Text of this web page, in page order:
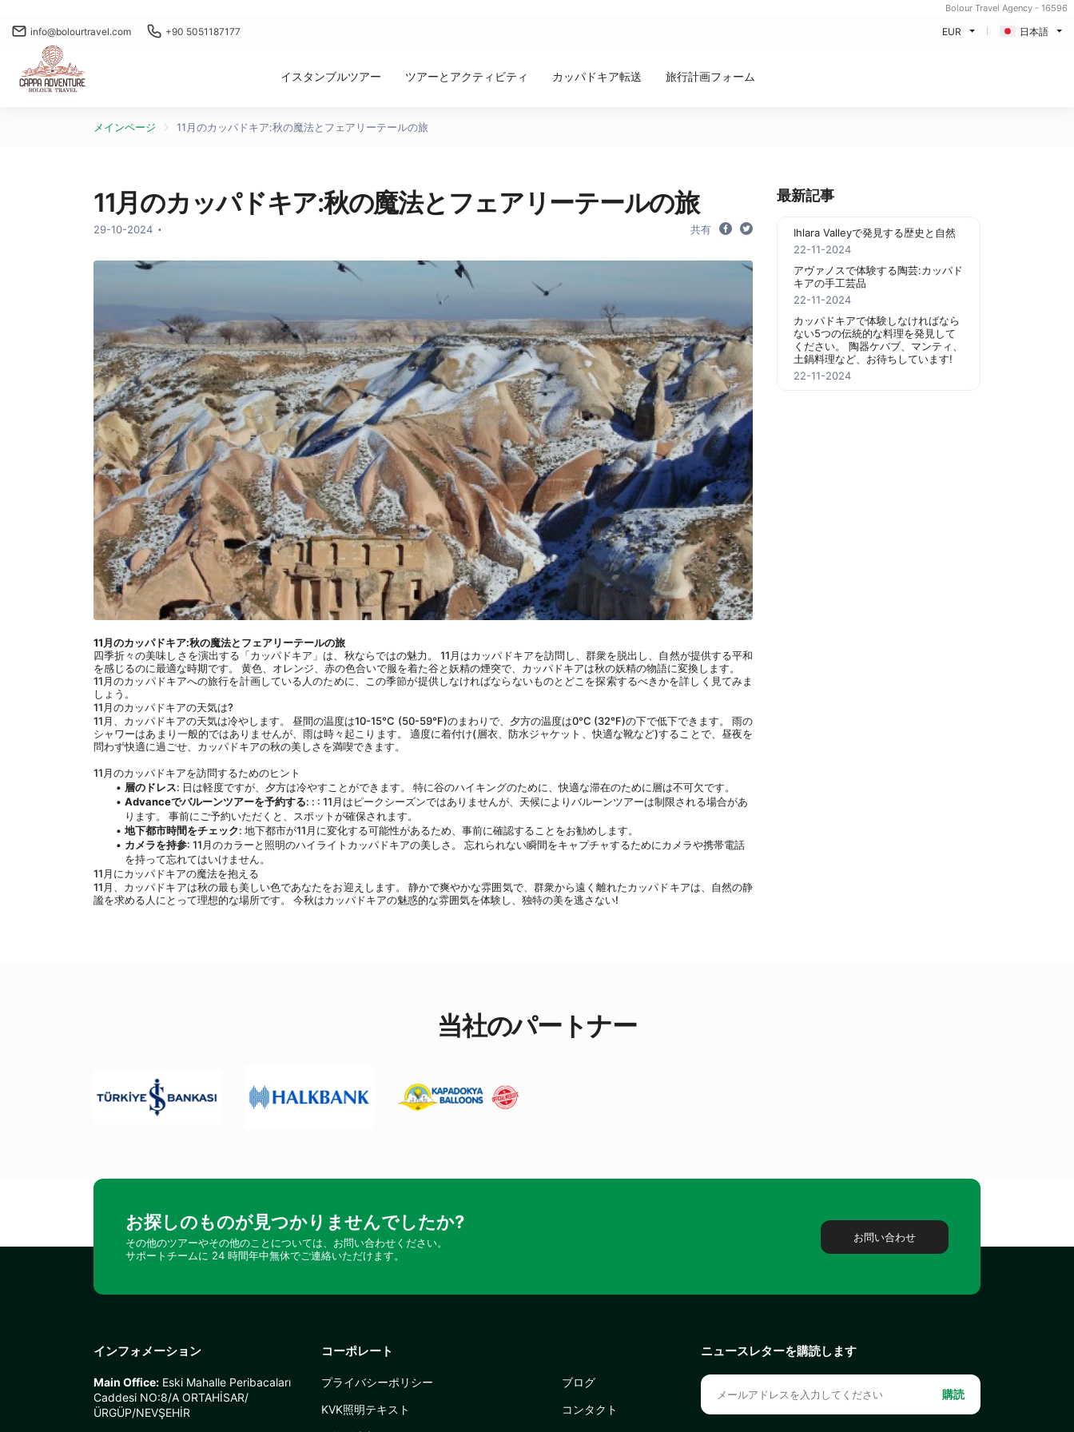
Bolour Travel Agency - 16596
info@bolourtravel.com +90 5051187177 EUR 日本語
イスタンブルツアー ツアーとアクティビティ カッパドキア転送 旅行計画フォーム
メインページ 11月のカッパドキア:秋の魔法とフェアリーテールの旅
11月のカッパドキア:秋の魔法とフェアリーテールの旅
29-10-2024 共有
11月のカッパドキア:秋の魔法とフェアリーテールの旅
四季折々の美味しさを演出する「カッパドキア」は、秋ならではの魅力。 11月はカッパドキアを訪問し、群衆を脱出し、自然が提供する平和
を感じるのに最適な時期です。 黄色、オレンジ、赤の色合いで服を着た谷と妖精の煙突で、カッパドキアは秋の妖精の物語に変換します。
11月のカッパドキアへの旅行を計画している人のために、この季節が提供しなければならないものとどこを探索するべきかを詳しく見てみま
しょう。
11月のカッパドキアの天気は?
11月、カッパドキアの天気は冷やします。 昼間の温度は10-15°C (50-59°F)のまわりで、夕方の温度は0°C (32°F)の下で低下できます。 雨の
シャワーはあまり一般的ではありませんが、雨は時々起こります。 適度に着付け(層衣、防水ジャケット、快適な靴など)することで、昼夜を
問わず快適に過ごせ、カッパドキアの秋の美しさを満喫できます。
11月のカッパドキアを訪問するためのヒント
層のドレス: 日は軽度ですが、夕方は冷やすことができます。 特に谷のハイキングのために、快適な滞在のために層は不可欠です。
Advanceでバルーンツアーを予約する: : : 11月はピークシーズンではありませんが、天候によりバルーンツアーは制限される場合があ
ります。 事前にご予約いただくと、スポットが確保されます。
地下都市時間をチェック: 地下都市が11月に変化する可能性があるため、事前に確認することをお勧めします。
カメラを持参: 11月のカラーと照明のハイライトカッパドキアの美しさ。 忘れられない瞬間をキャプチャするためにカメラや携帯電話
を持って忘れてはいけません。
11月にカッパドキアの魔法を抱える
11月、カッパドキアは秋の最も美しい色であなたをお迎えします。 静かで爽やかな雰囲気で、群衆から遠く離れたカッパドキアは、自然の静
謐を求める人にとって理想的な場所です。 今秋はカッパドキアの魅惑的な雰囲気を体験し、独特の美を逃さない!
最新記事
Ihlara Valleyで発見する歴史と自然
22-11-2024
アヴァノスで体験する陶芸:カッパド
キアの手工芸品
22-11-2024
カッパドキアで体験しなければなら
ない5つの伝統的な料理を発見して
ください。 陶器ケバブ、マンティ、
土鍋料理など、お待ちしています!
22-11-2024
当社のパートナー
お探しのものが見つかりませんでしたか?
その他のツアーやその他のことについては、お問い合わせください。
サポートチームに 24 時間年中無休でご連絡いただけます。
お問い合わせ
インフォメーション
Main Office: Eski Mahalle Peribacaları
Caddesi NO:8/A ORTAHİSAR/
ÜRGÜP/NEVŞEHİR
コーポレート
プライバシーポリシー
KVK照明テキスト
ブログ
コンタクト
ニュースレターを購読します
購読